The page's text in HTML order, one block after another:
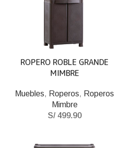
ROPERO ROBLE GRANDE
MIMBRE
Muebles, Roperos, Roperos
Mimbre
S/499.90